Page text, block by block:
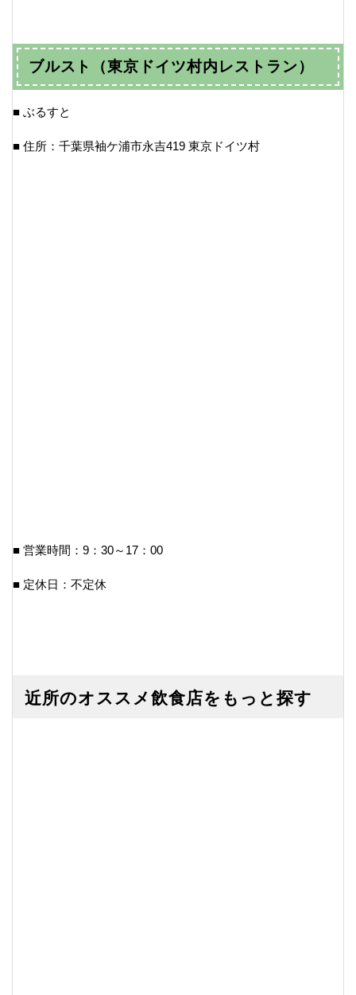
ブルスト（東京ドイツ村内レストラン）
■ ぶるすと
■ 住所：千葉県袖ケ浦市永吉419 東京ドイツ村
■ 営業時間：9：30～17：00
■ 定休日：不定休
近所のオススメ飲食店をもっと探す